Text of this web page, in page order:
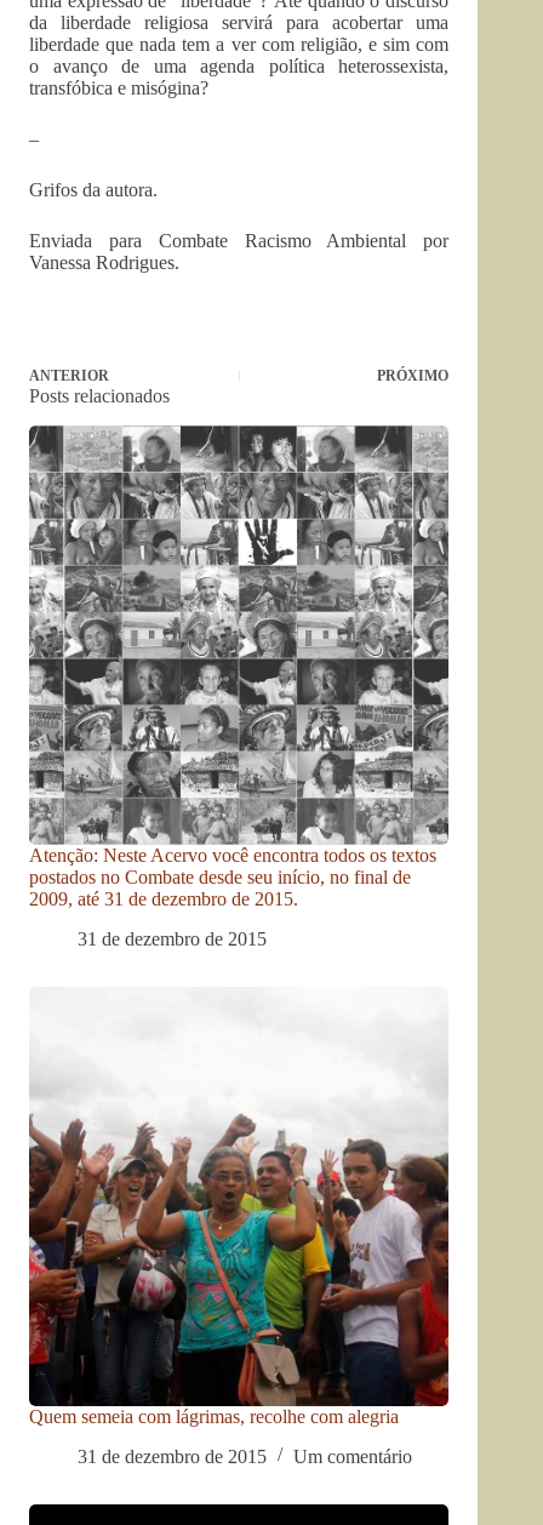
da liberdade religiosa servirá para acobertar uma
liberdade que nada tem a ver com religião, e sim com
o avanço de uma agenda política heterossexista,
transfóbica e misógina?
–
Grifos da autora.
Enviada para Combate Racismo Ambiental por
Vanessa Rodrigues.
ANTERIOR PRÓXIMO
Posts relacionados
Atenção: Neste Acervo você encontra todos os textos
postados no Combate desde seu início, no final de
2009, até 31 de dezembro de 2015.
31 de dezembro de 2015
Quem semeia com lágrimas, recolhe com alegria
31 de dezembro de 2015
Um comentário